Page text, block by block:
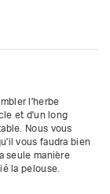
l'herbe
et d'un long
Nous vous
vous faudra bien
seule manière
la pelouse.